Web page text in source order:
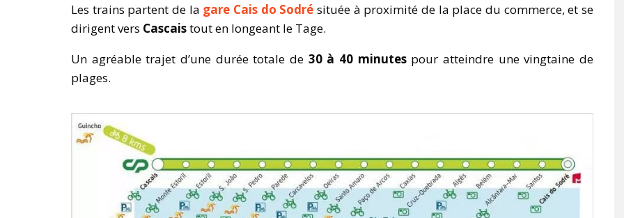
Les trains partent de la gare Cais do Sodré située à proximité de la place du commerce, et se
dirigent vers Cascaistout en longeant le Tage.
Un agréable trajet d’une durée totale de 30 à 40 minutespour atteindre une vingtaine de
plages.